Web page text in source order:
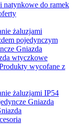
natynkowe do ramek
żaluzjami
pojedynczym
Gniazda
wtyczkowe
wycofane z
żaluzjami IP54
Gniazda